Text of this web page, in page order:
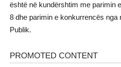
është në kundërshtim me parimin
8 dhe parimin e konkurrencës nga
Publik.